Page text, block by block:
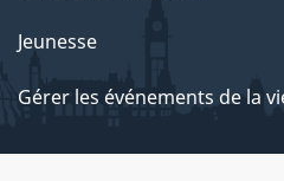
Jeunesse
Gérer les événements de la